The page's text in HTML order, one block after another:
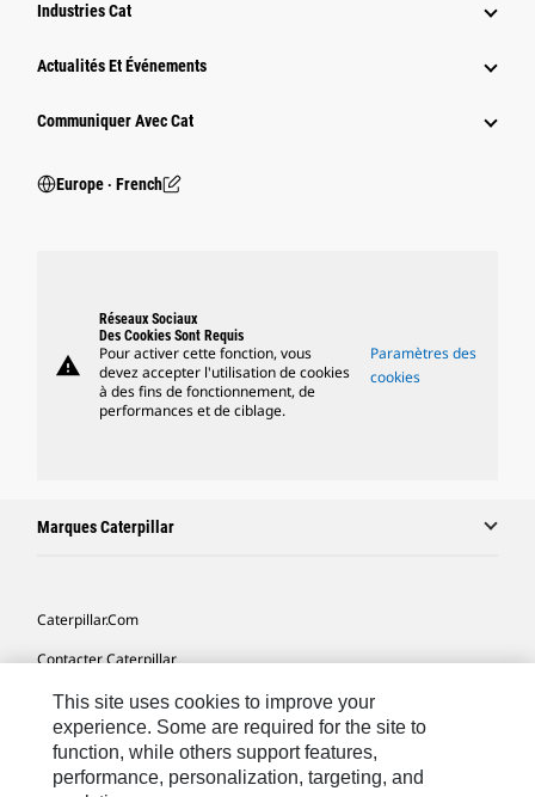
Industries Cat
Actualités Et Événements
Communiquer Avec Cat
Europe ‧ French
warning
Réseaux Sociaux
Des Cookies Sont Requis
Pour activer cette fonction, vous
devez accepter l'utilisation de cookies
à des fins de fonctionnement, de
performances et de ciblage.
Paramètres des
cookies
Marques Caterpillar
Caterpillar.com
Contacter Caterpillar
Mes Préférences Marketing
Plan Du Site
Cookie Settings
This site uses cookies to improve your
experience. Some are required for the site to
function, while others support features,
performance, personalization, targeting, and